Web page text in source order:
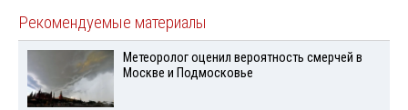
Рекомендуемые материалы
Метеоролог оценил вероятность смерчей в
Москве и Подмосковье